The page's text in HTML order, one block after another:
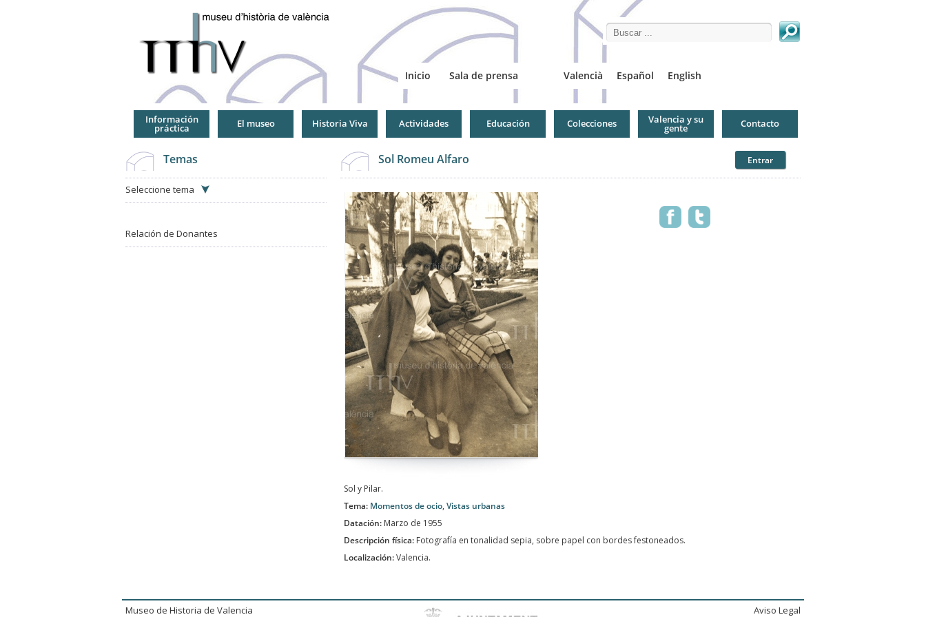
Search this site
Valencià Español English
Inicio Sala de prensa
Información
práctica El museo Historia Viva Actividades Educación Colecciones Valencia y su
gente Contacto
Temas
Seleccione tema
Relación de Donantes
Sol Romeu Alfaro Entrar
Sol y Pilar.
Tema: Momentos de ocio, Vistas urbanas
Datación: Marzo de 1955
Descripción física: Fotografía en tonalidad sepia, sobre papel con bordes festoneados.
Localización:Valencia.
Museo de Historia de Valencia
Aviso Legal